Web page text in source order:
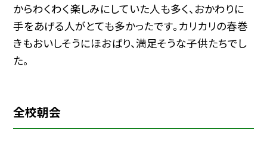
からわくわく楽しみにしていた人も多く、おかわりに
手をあげる人がとても多かったです。カリカリの春巻
きもおいしそうにほおばり、満足そうな子供たちでし
た。
全校朝会